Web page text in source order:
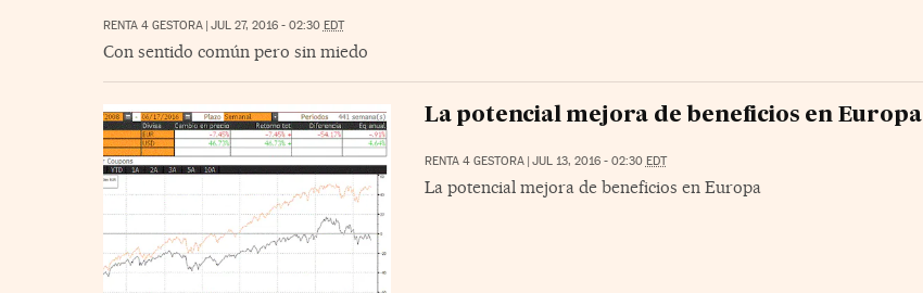
RENTA 4 GESTORA | JUL 27, 2016 - 02:30 EDT
Con sentido común pero sin miedo
La potencial mejora de beneficios en Europa
RENTA 4 GESTORA | JUL 13, 2016 - 02:30 EDT
La potencial mejora de beneficios en Europa